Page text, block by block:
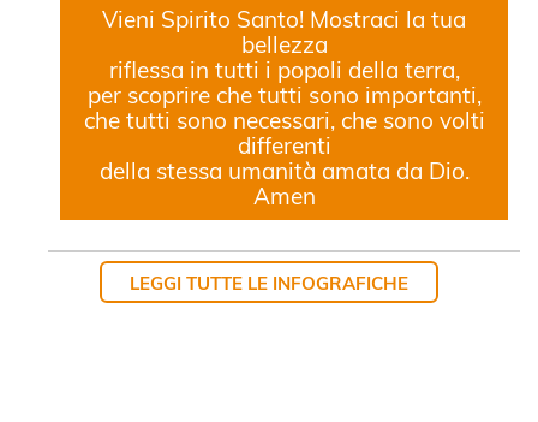
Vieni Spirito Santo! Mostraci la tua
bellezza
riflessa in tutti i popoli della terra,
per scoprire che tutti sono importanti,
che tutti sono necessari, che sono volti
differenti
della stessa umanità amata da Dio.
Amen
LEGGI TUTTE LE INFOGRAFICHE